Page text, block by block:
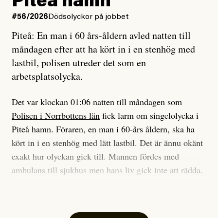
Vad är bra journalistik?
Ett försök till korta svar som jag hoppas kan förtydliga
för Kuhn och Sassarinis-McGowan och andra hur jag
som chefredaktör ser på Dagens ETC:s uppdrag och
roll.
Vi skriver för våra läsare som vill bli informerade,
överraskade, bekräftade, utmanade – och som kräver
att vi granskar allt och alla.
Vi är som sagt en röd, grön och oberoende tidning.
Det betyder en annan journalistik än vad du hittar i
perspektiv och urval. Det handlar däremot aldrig om
på att laga en gammal bod.
Jag sökte ljuset och meningen,
efter det som var rent, rätt och sant,
och aldrig såg jag det klarare än
när jag ombord på bussen hjälpte en tant.
#23/2026Intervjun
Jesper Lundby: ”Livet i sig
är ganska politiskt”
#56/2026 Dödsolyckor på jobbet
Piteå: En man i 60 års-åldern avled natten till
måndagen efter att ha kört in i en stenhög med
lastbil, polisen utreder det som en
arbetsplatsolycka.
Det var klockan 01:06 natten till måndagen som
Polisen i Norrbottens län fick larm om singelolycka i
Piteå hamn. Föraren, en man i 60-års åldern, ska ha
kört in i en stenhög med lätt lastbil. Det är ännu okänt
exakt hur olyckan gick till. Mannen fördes med
ambulans till sjukhus men hans liv gick inte att rädda.